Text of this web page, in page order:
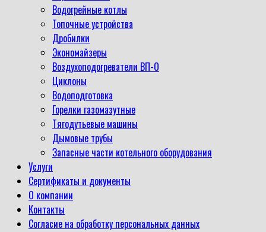
Водогрейные котлы
Топочные устройства
Дробилки
Экономайзеры
Воздухоподогреватели ВП-О
Циклоны
Водоподготовка
Горелки газомазутные
Тягодутьевые машины
Дымовые трубы
Запасные части котельного оборудования
Услуги
Сертификаты и документы
О компании
Контакты
Согласие на обработку персональных данных